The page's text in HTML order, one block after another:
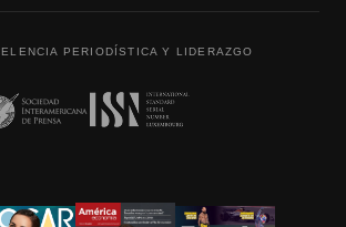
PERIODÍSTICA Y LIDERAZGO